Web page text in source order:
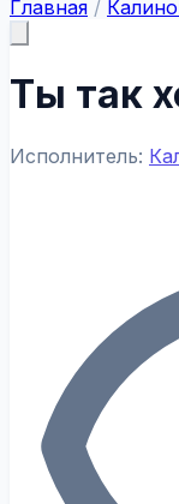
Главная /
Ты так
Исполнитель: